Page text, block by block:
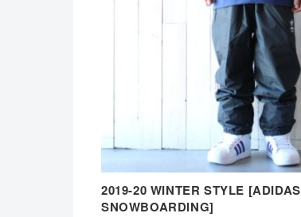
2019-20 WINTER STYLE [ADIDAS
SNOWBOARDING]